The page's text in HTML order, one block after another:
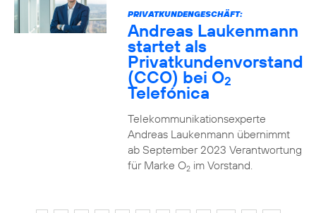
PRIVATKUNDENGESCHÄFT:
Andreas Laukenmann
startet als
Privatkundenvorstand
(CCO) bei O2
Telefónica
Telekommunikationsexperte
Andreas Laukenmann übernimmt
ab September 2023 Verantwortung
für Marke O2im Vorstand.